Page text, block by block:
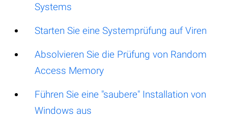
Systems
Starten Sie eine Systemprüfung auf Viren
Absolvieren Sie die Prüfung von Random
Access Memory
Führen Sie eine "saubere" Installation von
Windows aus